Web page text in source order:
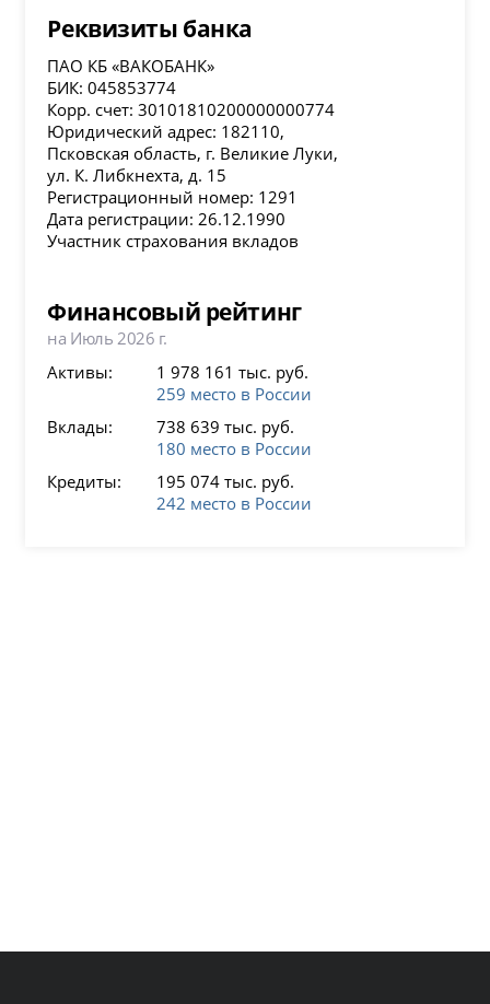
Реквизиты банка
ПАО КБ «ВАКОБАНК»
БИК: 045853774
Корр. счет: 30101810200000000774
Юридический адрес: 182110,
Псковская область, г. Великие Луки,
ул. К. Либкнехта, д. 15
Регистрационный номер: 1291
Дата регистрации: 26.12.1990
Участник страхования вкладов
Финансовый рейтинг
на Июль 2026 г.
Активы:
1 978 161 тыс. руб.
259 место в России
Вклады:
738 639 тыс. руб.
180 место в России
Кредиты:
195 074 тыс. руб.
242 место в России